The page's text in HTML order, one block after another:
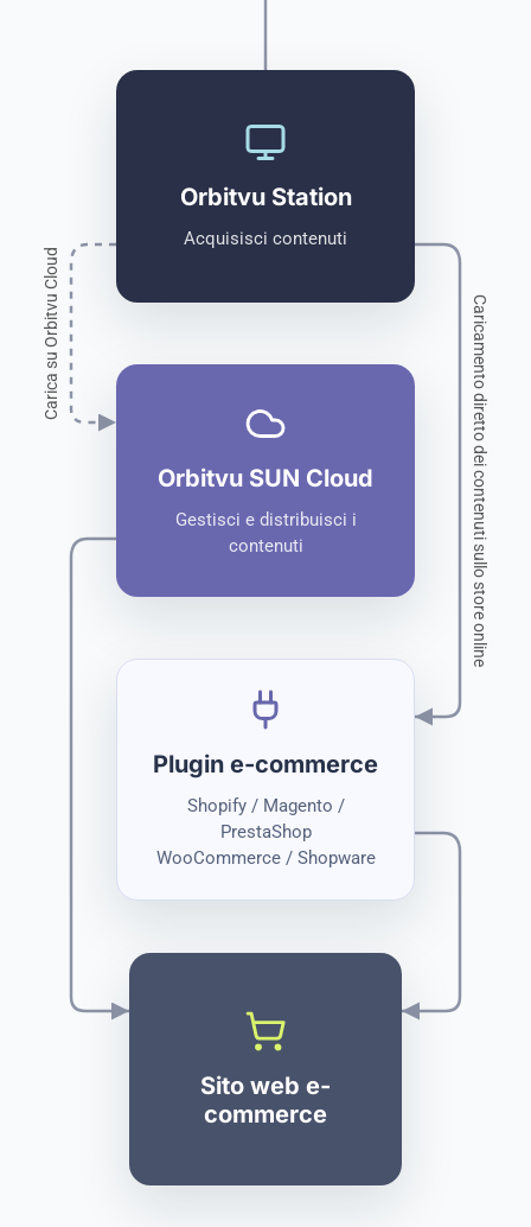
Orbitvu Station
Acquisisci contenuti
Carica su Orbitvu Cloud Caricamento diretto dei contenuti sullo store online
Orbitvu SUN Cloud
Gestisci e distribuisci i
contenuti
Plugin e-commerce
Shopify / Magento /
PrestaShop
WooCommerce / Shopware
Sito web e-
commerce